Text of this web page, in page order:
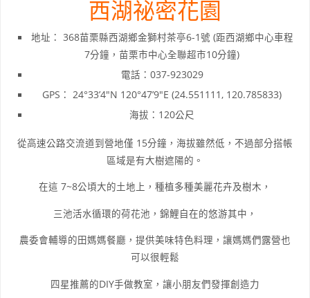
西湖祕密花園
地址： 368苗栗縣西湖鄉金獅村茶亭6-1號 (距西湖鄉中心車程
7分鐘，苗栗市中心全聯超市10分鐘)
電話：037-923029
GPS： 24°33’4″N 120°47’9″E (24.551111, 120.785833)
海拔：120公尺
從高速公路交流道到營地僅 15分鐘，海拔雖然低，不過部分搭帳
區域是有大樹遮陽的。
在這 7~8公頃大的土地上，種植多種美麗花卉及樹木，
三池活水循環的荷花池，錦鯉自在的悠游其中，
農委會輔導的田媽媽餐廳，提供美味特色料理，讓媽媽們露營也
可以很輕鬆
四星推薦的DIY手做教室，讓小朋友們發揮創造力